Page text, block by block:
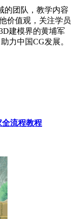
的团队，教学内容
价值观，关注学员
建模界的黄埔军
力中国CG发展。
全流程教程